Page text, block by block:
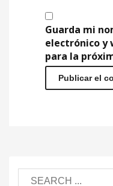
Guarda mi
electrónico y
para la